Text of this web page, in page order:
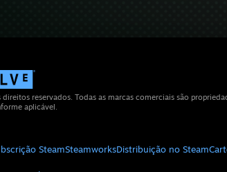
reservados. Todas as marcas comerciais são
aplicável.
SteamSteamworksDistribuição no Steam